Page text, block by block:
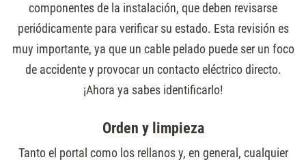
componentes de la instalación, que deben revisarse
periódicamente para verificar su estado. Esta revisión es
muy importante, ya que un cable pelado puede ser un foco
de accidente y provocar un contacto eléctrico directo.
¡Ahora ya sabes identificarlo!
Orden y limpieza
Tanto el portal como los rellanos y, en general, cualquier